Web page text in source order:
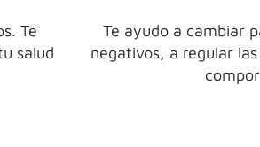
Te
salud
Te ayudo a cambiar
negativos, a regular